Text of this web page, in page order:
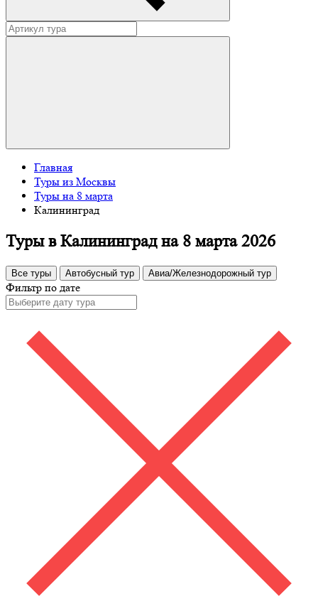
Главная
Туры из Москвы
Туры на 8 марта
Калининград
Туры в Калининград на 8 марта 2026
Все туры Автобусный тур Авиа/Железнодорожный тур
Фильтр по дате